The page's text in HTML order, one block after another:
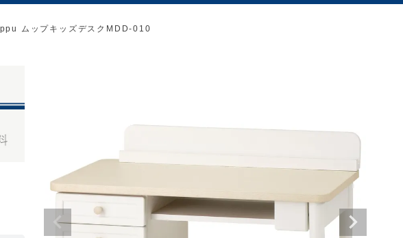
ムップキッズデスクMDD-010